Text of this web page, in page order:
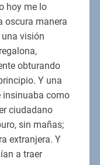
hoy me lo
oscura manera
visión
obturando
Y una
insinuaba como
ciudadano
sin mañas;
extranjera. Y
a traer